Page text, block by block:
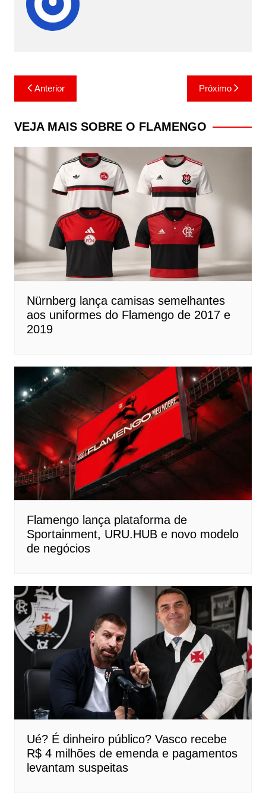
Navegação
de
Post
Anterior Próximo
VEJA MAIS SOBRE O FLAMENGO
Nürnberg lança camisas semelhantes
aos uniformes do Flamengo de 2017 e
2019
Flamengo lança plataforma de
Sportainment, URU.HUB e novo modelo
de negócios
Ué? É dinheiro público? Vasco recebe
R$ 4 milhões de emenda e pagamentos
levantam suspeitas